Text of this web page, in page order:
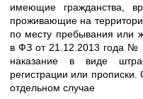
имеющие гражданства,
проживающие на
по месту пребывания или
в ФЗ от 21.12.2013 года №
наказание в виде
регистрации или
отдельном случае